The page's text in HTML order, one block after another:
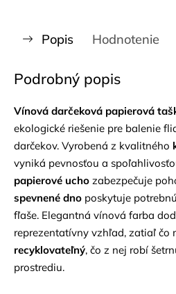
Popis Hodnotenie
Podrobný popis
Vínová darčeková papierová
ekologické riešenie pre balenie
darčekov. Vyrobená z kvalitného
vyniká pevnosťou a
papierové ucho zabezpečuje
spevnené dno poskytuje
fľaše. Elegantná vínová farba
reprezentatívny vzhľad, zatiaľ čo
recyklovateľný, čo z nej robí
prostrediu.